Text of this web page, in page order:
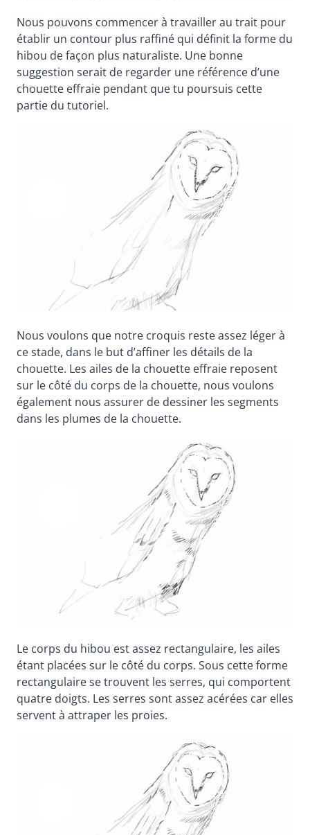
Nous pouvons commencer à travailler au trait pour
établir un contour plus raffiné qui définit la forme du
hibou de façon plus naturaliste. Une bonne
suggestion serait de regarder une référence d’une
chouette effraie pendant que tu poursuis cette
partie du tutoriel.
Nous voulons que notre croquis reste assez léger à
ce stade, dans le but d’affiner les détails de la
chouette. Les ailes de la chouette effraie reposent
sur le côté du corps de la chouette, nous voulons
également nous assurer de dessiner les segments
dans les plumes de la chouette.
Le corps du hibou est assez rectangulaire, les ailes
étant placées sur le côté du corps. Sous cette forme
rectangulaire se trouvent les serres, qui comportent
quatre doigts. Les serres sont assez acérées car elles
servent à attraper les proies.